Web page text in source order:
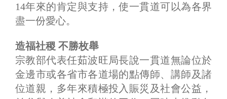
14年來的肯定與支持，使一貫道可以為各界
盡一份愛心。
造福社稷 不勝枚舉
宗教部代表任茹波旺局長說一貫道無論位於
金邊市或各省市各道場的點傳師、講師及諸
位道親，多年來積極投入賑災及社會公益，